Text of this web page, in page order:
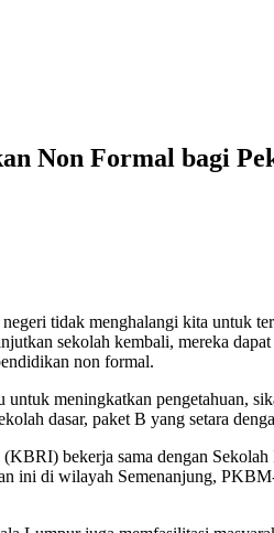
Non Formal bagi
tidak menghalangi kita untuk
sekolah kembali, mereka
non formal.
meningkatkan pengetahuan,
dasar, paket B yang setara
bekerja sama dengan
ini di wilayah Semenanjung,